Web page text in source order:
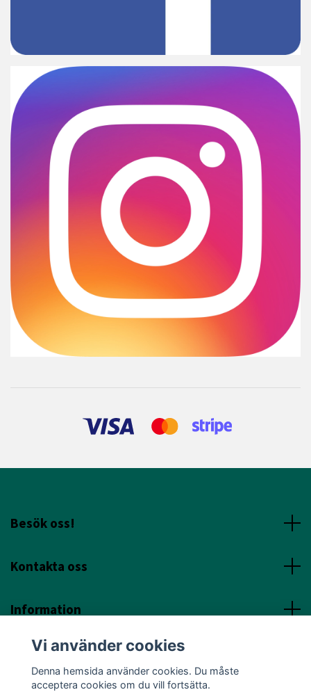
Besök oss!
Kontakta oss
Information
Sociala Media
Vi använder cookies
Denna hemsida använder cookies. Du måste
acceptera cookies om du vill fortsätta.